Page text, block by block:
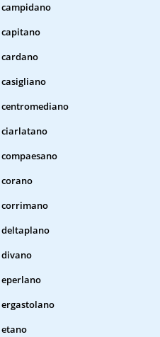
campidano
capitano
cardano
casigliano
centromediano
ciarlatano
compaesano
corano
corrimano
deltaplano
divano
eperlano
ergastolano
etano